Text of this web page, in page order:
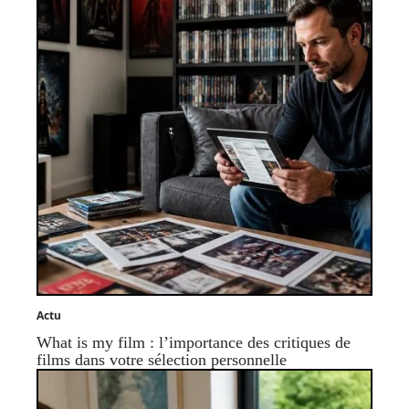
Actu
What is my film : l’importance des critiques de
films dans votre sélection personnelle